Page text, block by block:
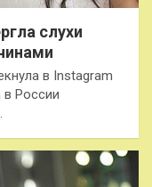
слухи
в Instagram
в России